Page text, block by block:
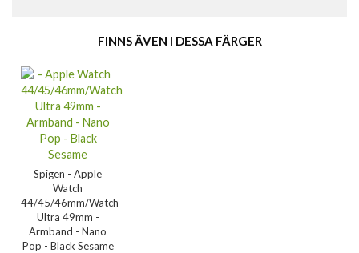
FINNS ÄVEN I DESSA FÄRGER
Spigen - Apple
Watch
44/45/46mm/Watch
Ultra 49mm -
Armband - Nano
Pop - Black Sesame